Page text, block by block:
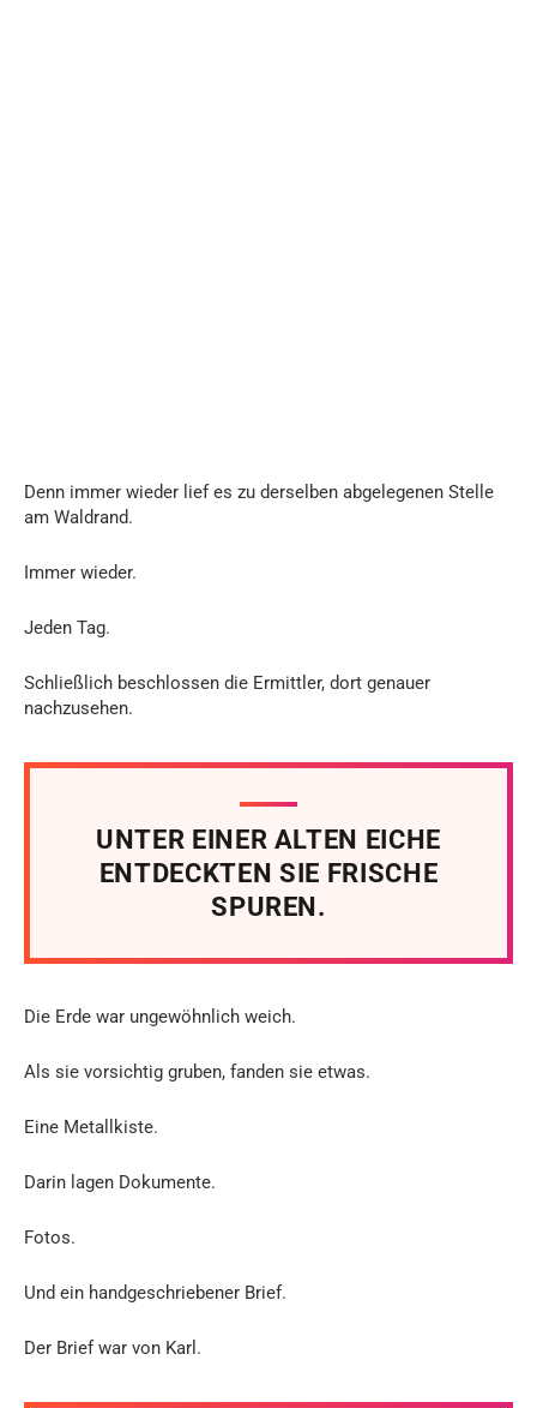
Denn immer wieder lief es zu derselben abgelegenen Stelle
am Waldrand.
Immer wieder.
Jeden Tag.
Schließlich beschlossen die Ermittler, dort genauer
nachzusehen.
UNTER EINER ALTEN EICHE
ENTDECKTEN SIE FRISCHE
SPUREN.
Die Erde war ungewöhnlich weich.
Als sie vorsichtig gruben, fanden sie etwas.
Eine Metallkiste.
Darin lagen Dokumente.
Fotos.
Und ein handgeschriebener Brief.
Der Brief war von Karl.